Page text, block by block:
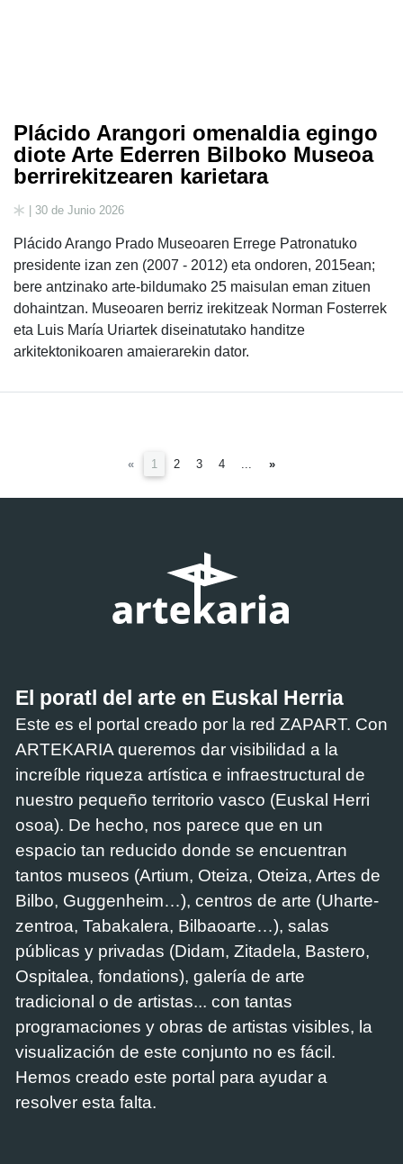
Plácido Arangori omenaldia egingo
diote Arte Ederren Bilboko Museoa
berrirekitzearen karietara
| 30 de Junio 2026
Plácido Arango Prado Museoaren Errege Patronatuko
presidente izan zen (2007 - 2012) eta ondoren, 2015ean;
bere antzinako arte-bildumako 25 maisulan eman zituen
dohaintzan. Museoaren berriz irekitzeak Norman Fosterrek
eta Luis María Uriartek diseinatutako handitze
arkitektonikoaren amaierarekin dator.
« 1 (current)
2 3 4 »
El poratl del arte en Euskal Herria
Este es el portal creado por la red ZAPART. Con
ARTEKARIA queremos dar visibilidad a la
increíble riqueza artística e infraestructural de
nuestro pequeño territorio vasco (Euskal Herri
osoa). De hecho, nos parece que en un
espacio tan reducido donde se encuentran
tantos museos (Artium, Oteiza, Oteiza, Artes de
Bilbo, Guggenheim…), centros de arte (Uharte-
zentroa, Tabakalera, Bilbaoarte…), salas
públicas y privadas (Didam, Zitadela, Bastero,
Ospitalea, fondations), galería de arte
tradicional o de artistas... con tantas
programaciones y obras de artistas visibles, la
visualización de este conjunto no es fácil.
Hemos creado este portal para ayudar a
resolver esta falta.